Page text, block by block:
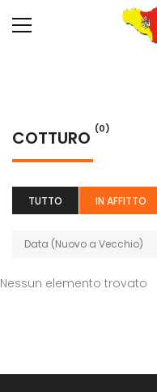
COTTURO (0)
TUTTO IN AFFITTO
Data (Nuovo a Vecchio)
Nessun elemento trovato